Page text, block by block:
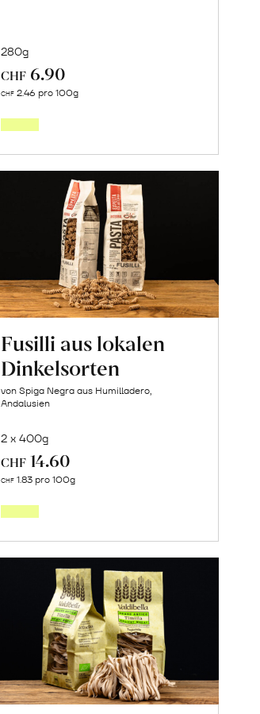
280g
CHF 6.90
CHF 2.46 pro 100g
Fusilli aus lokalen
Dinkelsorten
von Spiga Negra aus Humilladero,
Andalusien
2 x 400g
CHF 14.60
CHF 1.83 pro 100g